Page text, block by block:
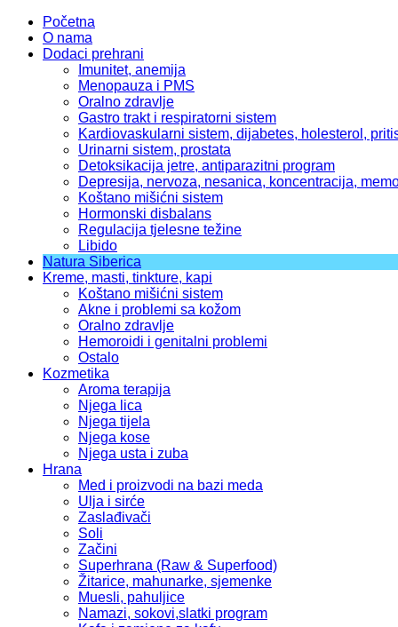
Početna
O nama
Dodaci prehrani
Imunitet, anemija
Menopauza i PMS
Oralno zdravlje
Gastro trakt i respiratorni sistem
Kardiovaskularni sistem, dijabetes, holesterol,
Urinarni sistem, prostata
Detoksikacija jetre, antiparazitni program
Depresija, nervoza, nesanica, koncentracija,
Koštano mišićni sistem
Hormonski disbalans
Regulacija tjelesne težine
Libido
Natura Siberica
Kreme, masti, tinkture, kapi
Koštano mišićni sistem
Akne i problemi sa kožom
Oralno zdravlje
Hemoroidi i genitalni problemi
Ostalo
Kozmetika
Aroma terapija
Njega lica
Njega tijela
Njega kose
Njega usta i zuba
Hrana
Med i proizvodi na bazi meda
Ulja i sirće
Zaslađivači
Soli
Začini
Superhrana (Raw & Superfood)
Žitarice, mahunarke, sjemenke
Muesli, pahuljice
Namazi, sokovi,slatki program